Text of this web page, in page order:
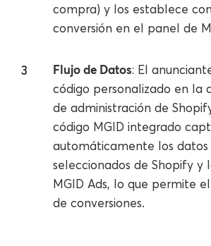
compra) y los establece
conversión en el panel de
Flujo de Datos: El
código personalizado en la
de administración de
código MGID integrado
automáticamente los datos
seleccionados de Shopify y
MGID Ads, lo que permite
de conversiones.